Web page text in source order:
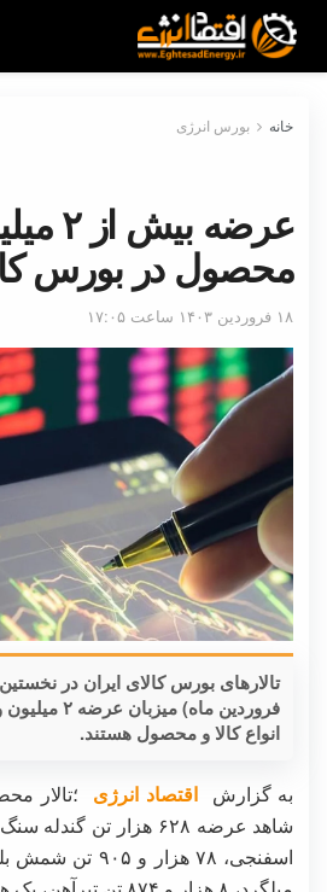
خانه بورس انرژی
عرضه
محصول در بورس
۱۸ فروردین ۱۴۰۳ ساعت ۱۷:۰۵
انواع کالا و محصول هستند.
به گزارشاقتصاد انرژی ؛تالار